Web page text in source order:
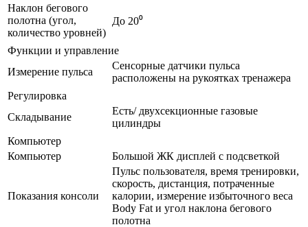
Наклон бегового
полотна (угол,
количество уровней)
До 20⁰
Функции и управление
Измерение пульса
Сенсорные датчики пульса
расположены на рукоятках тренажера
Регулировка
Складывание
Есть/ двухсекционные газовые
цилиндры
Компьютер
Компьютер
Большой ЖК дисплей с подсветкой
Показания консоли
Пульс пользователя, время тренировки,
скорость, дистанция, потраченные
калории, измерение избыточного веса
Body Fat и угол наклона бегового
полотна